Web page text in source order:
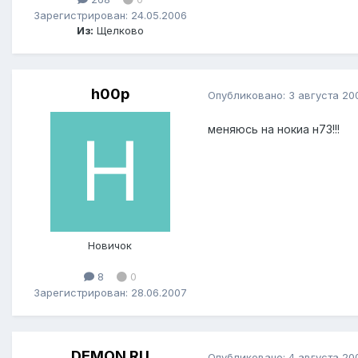
Зарегистрирован: 24.05.2006
Из: Щелково
h00p
Новичок
8
0
Зарегистрирован: 28.06.2007
Опубликовано: 3 августа
меняюсь на нокиа н73!!!